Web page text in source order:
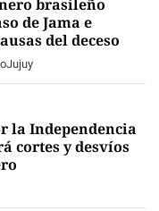
brasileño
de Jama e
del deceso
la Independencia
cortes y desvíos